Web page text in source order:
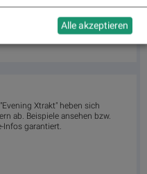
auf
boerse-
Xtrakt" heben sich
ab. Beispiele ansehen bzw.
garantiert.
Alle akzeptieren